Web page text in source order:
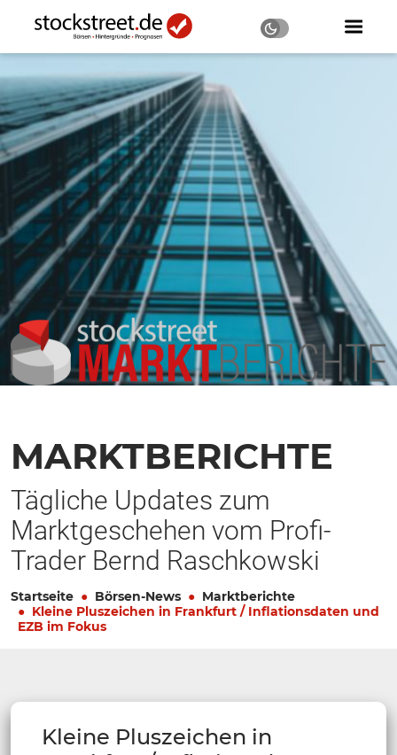
MARKTBERICHTE
Tägliche Updates zum
Marktgeschehen vom Profi-
Trader Bernd Raschkowski
Startseite Börsen-News
Marktberichte
Kleine Pluszeichen in Frankfurt / Inflationsdaten und
EZB im Fokus
Kleine Pluszeichen in